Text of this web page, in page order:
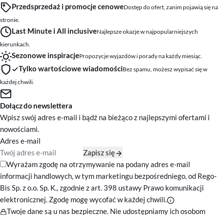
Przedsprzedaż i promocje cenoweDostęp do ofert, zanim pojawią się na
stronie.
Last Minute i All inclusiveNajlepsze okazje w najpopularniejszych
kierunkach.
Sezonowe inspiracjePropozycje wyjazdów i porady na każdy miesiąc.
Tylko wartościowe wiadomościBez spamu, możesz wypisać się w
każdej chwili.
Dołącz do newslettera
Wpisz swój adres e-mail i bądź na bieżąco z najlepszymi ofertami i
nowościami.
Adres e-mail
Zapisz się
Zgody marketingowe
Wyrażam zgodę na otrzymywanie na podany adres e-mail
informacji handlowych, w tym marketingu bezpośredniego, od Rego-
Bis Sp. z o.o. Sp. K., zgodnie z art. 398 ustawy Prawo komunikacji
elektronicznej. Zgodę mogę wycofać w każdej chwili.
Twoje dane są u nas bezpieczne. Nie udostępniamy ich osobom